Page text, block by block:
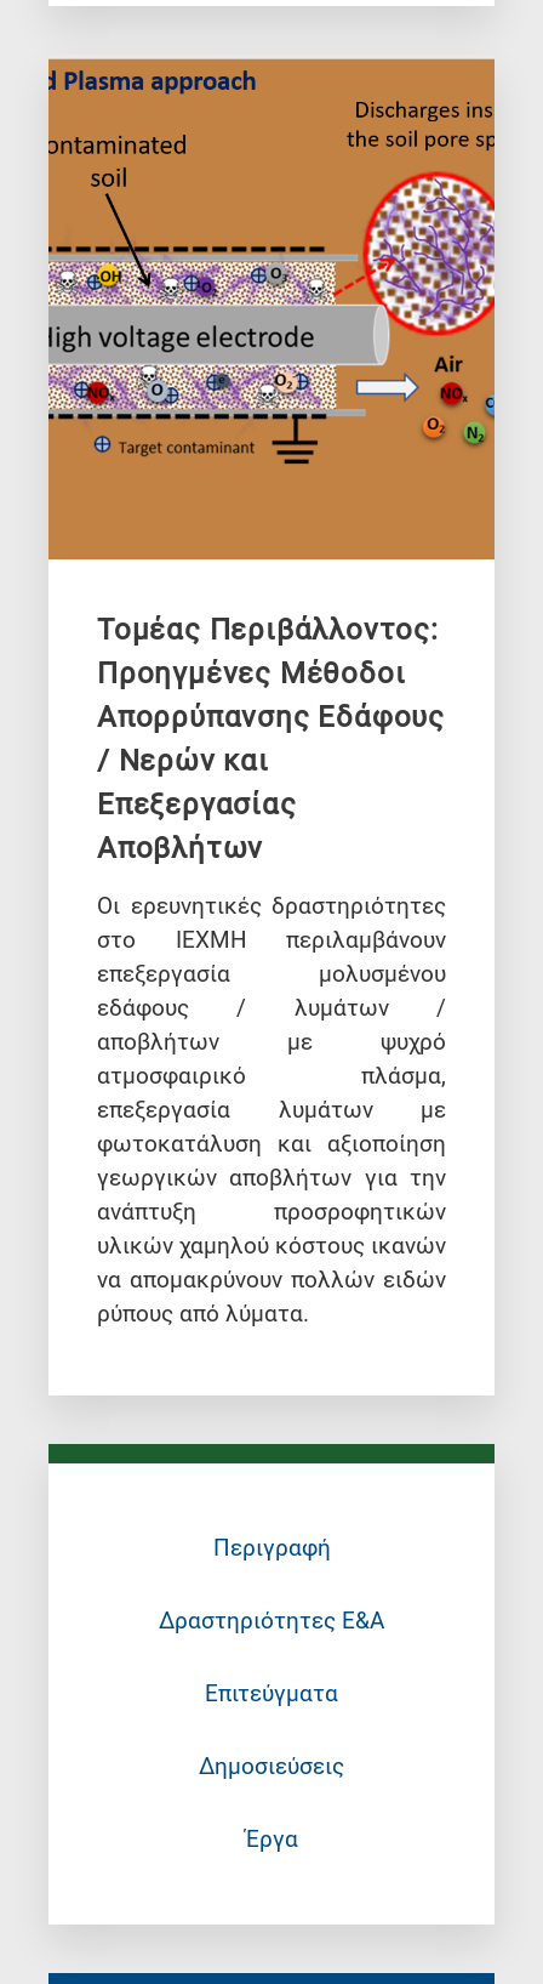
Περιγραφή
Δραστηριότητες Ε&Α
Επιτεύγματα
Δημοσιεύσεις
Έργα
Τομέας Περιβάλλοντος:
Προηγμένες Μέθοδοι
Απορρύπανσης Εδάφους
/ Νερών και
Επεξεργασίας
Αποβλήτων
Οι ερευνητικές δραστηριότητες
στο ΙΕΧΜΗ περιλαμβάνουν
επεξεργασία μολυσμένου
εδάφους / λυμάτων /
αποβλήτων με ψυχρό
ατμοσφαιρικό πλάσμα,
επεξεργασία λυμάτων με
φωτοκατάλυση και αξιοποίηση
γεωργικών αποβλήτων για την
ανάπτυξη προσροφητικών
υλικών χαμηλού κόστους ικανών
να απομακρύνουν πολλών ειδών
ρύπους από λύματα.